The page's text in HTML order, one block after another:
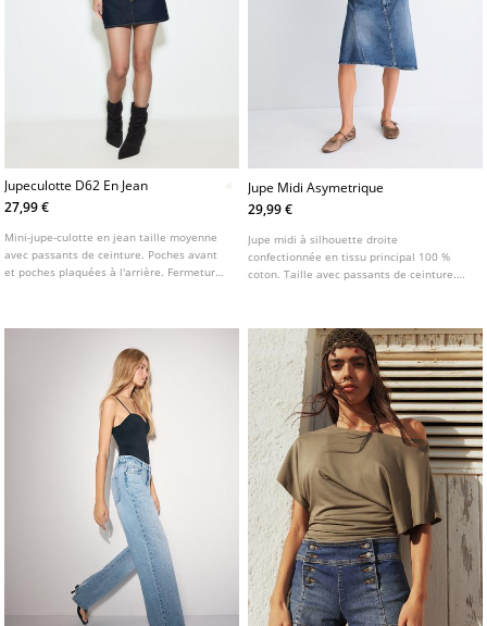
Jupeculotte D62 En Jean
27,99 €
Mini-jupe-culotte en jean taille moyenne
avec passants de ceinture. Poches avant
et poches plaquées à l'arrière. Fermeture
Jupe Midi Asymetrique
29,99 €
Jupe midi à silhouette droite
confectionnée en tissu principal 100 %
coton. Taille avec passants de ceinture.
Détail de bas asymétrique.